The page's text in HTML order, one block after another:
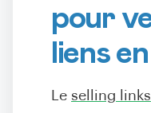
pour
liens
Le selling links